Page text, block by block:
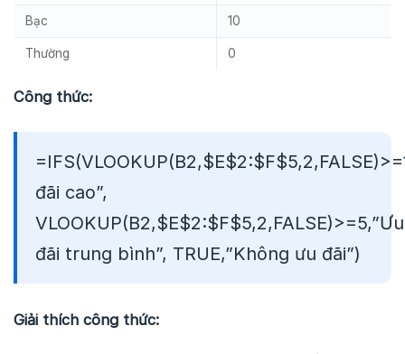
Bạc 10
Thường 0
Công thức:
đãi cao”,
VLOOKUP(B2,$E$2:$F$5,2,FALSE)>=5,”Ưu
đãi trung bình”, TRUE,”Không ưu đãi”)
Giải thích công thức: